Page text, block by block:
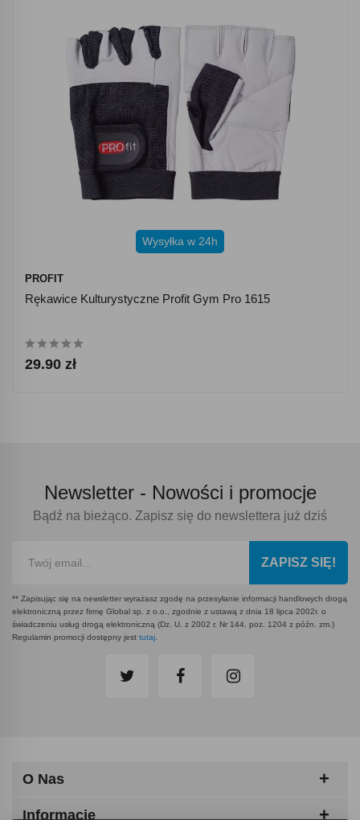
Wysyłka w 24h
PROFIT
Rękawice Kulturystyczne Profit Gym Pro 1615
29.90 zł
Newsletter - Nowości i promocje
Bądź na bieżąco. Zapisz się do newslettera już dziś
ZAPISZ SIĘ!
** Zapisując się na newsletter wyrażasz zgodę na przesyłanie informacji handlowych drogą
elektroniczną przez firmę Global sp. z o.o., zgodnie z ustawą z dnia 18 lipca 2002r. o
świadczeniu usług drogą elektroniczną (Dz. U. z 2002 r. Nr 144, poz. 1204 z późn. zm.)
Regulamin promocji dostępny jest tutaj
O Nas
Informacje